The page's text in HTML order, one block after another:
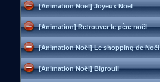
[Animation Noël] Joyeux Noël
[Animation] Retrouver le père noël
[Animation Noël] Le shopping de Noël
[Animation Noël] Bigrouil